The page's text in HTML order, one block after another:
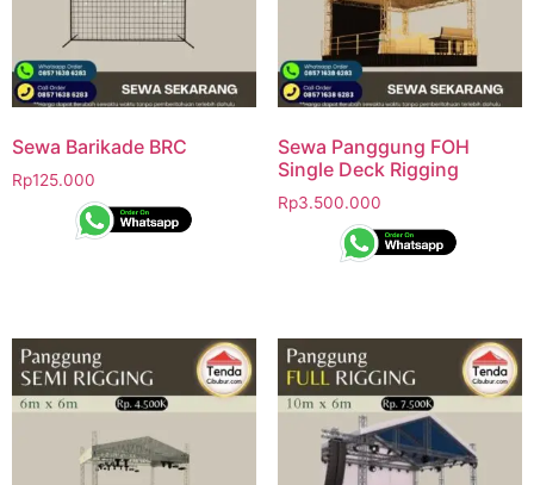
Sewa Barikade BRC
Rp125.000
Sewa Panggung FOH
Single Deck Rigging
Rp3.500.000